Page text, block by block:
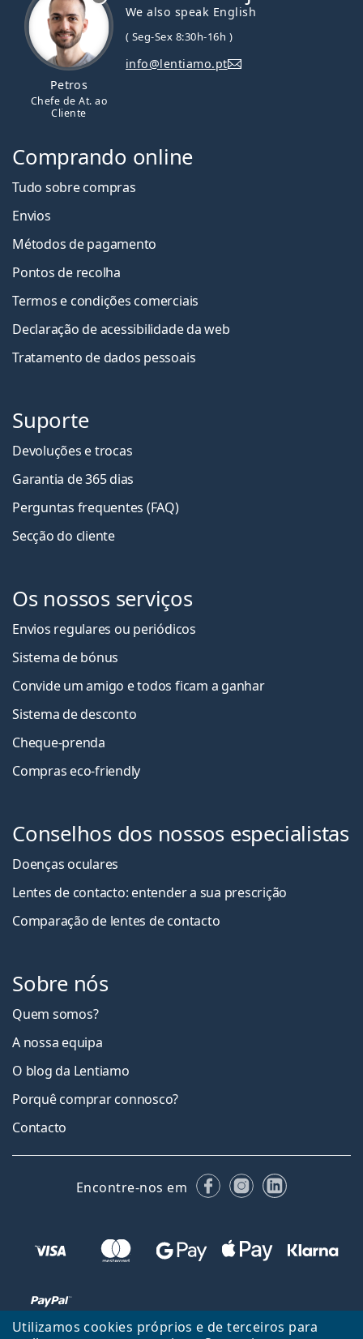
Utilizamos cookies próprios e de terceiros para
Petros
Chefe de At. ao
Cliente
We also speak English
( Seg-Sex 8:30h-16h )
info@lentiamo.pt
Comprando online
Tudo sobre compras
Envios
Métodos de pagamento
Pontos de recolha
Termos e condições comerciais
Declaração de acessibilidade da web
Tratamento de dados pessoais
Suporte
Devoluções e trocas
Garantia de 365 dias
Perguntas frequentes (FAQ)
Secção do cliente
Os nossos serviços
Envios regulares ou periódicos
Sistema de bónus
Convide um amigo e todos ficam a ganhar
Sistema de desconto
Cheque-prenda
Compras eco-friendly
Conselhos dos nossos especialistas
Doenças oculares
Lentes de contacto: entender a sua prescrição
Comparação de lentes de contacto
Sobre nós
Quem somos?
A nossa equipa
O blog da Lentiamo
Porquê comprar connosco?
Contacto
Encontre-nos em FacebookInstagram
LinkedIn